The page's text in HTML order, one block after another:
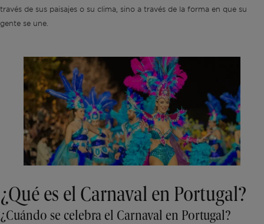
través de sus paisajes o su clima, sino a través de la forma en que su
gente se une.
¿Qué es el Carnaval en Portugal?
¿Cuándo se celebra el Carnaval en Portugal?